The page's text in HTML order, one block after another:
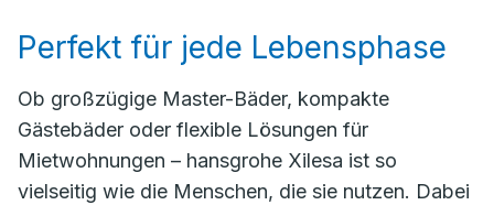
Perfekt für jede Lebensphase
Ob großzügige Master-Bäder, kompakte
Gästebäder oder flexible Lösungen für
Mietwohnungen – hansgrohe Xilesa ist so
vielseitig wie die Menschen, die sie nutzen. Dabei